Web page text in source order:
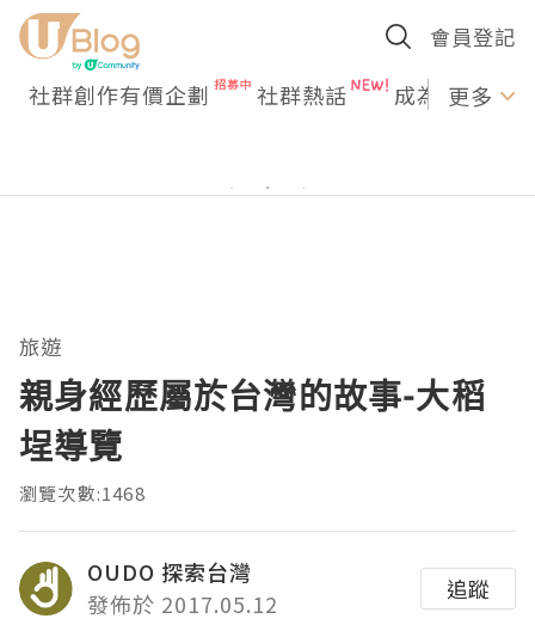
會員登記
社群創作有價企劃 社群熱話 成為U更多
旅遊
親身經歷屬於台灣的故事-大稻
埕導覽
瀏覽次數:1468
OUDO 探索台灣
發佈於 2017.05.12
追蹤